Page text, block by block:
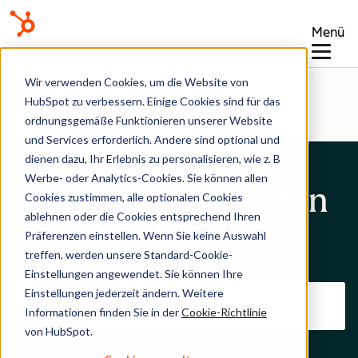
Wir verwenden Cookies, um die Website von
HubSpot zu verbessern. Einige Cookies sind für das
ordnungsgemäße Funktionieren unserer Website
und Services erforderlich. Andere sind optional und
dienen dazu, Ihr Erlebnis zu personalisieren, wie z. B
Werbe- oder Analytics-Cookies. Sie können allen
Cookies zustimmen, alle optionalen Cookies
ablehnen oder die Cookies entsprechend Ihren
Präferenzen einstellen. Wenn Sie keine Auswahl
treffen, werden unsere Standard-Cookie-
Einstellungen angewendet. Sie können Ihre
Einstellungen jederzeit ändern. Weitere
Informationen finden Sie in derCookie-Richtlinie
von HubSpot.
Menü
Hilfe-Center
Wie können wir Ihnen
helfen?